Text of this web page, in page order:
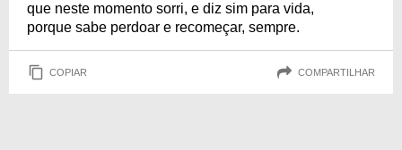
que neste momento sorri, e diz sim para vida,
porque sabe perdoar e recomeçar, sempre.
COPIAR COMPARTILHAR